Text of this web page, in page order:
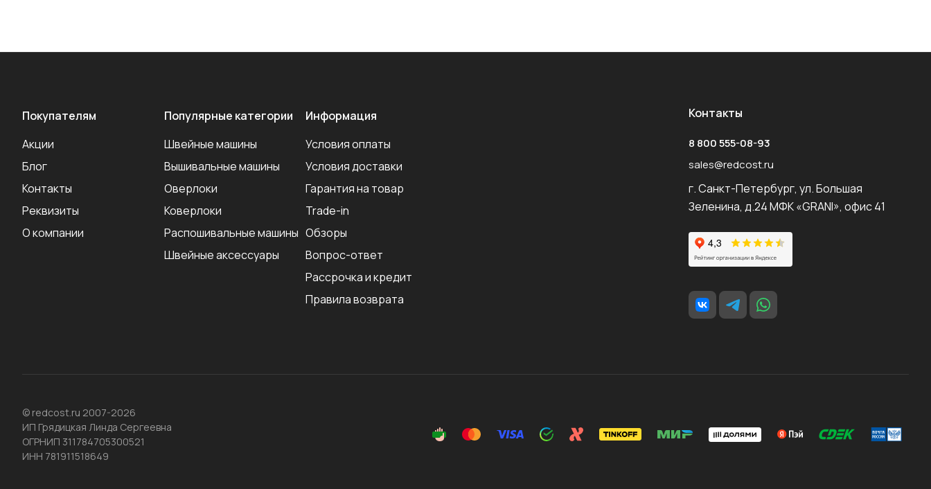
Покупателям
Акции
Блог
Контакты
Реквизиты
О компании
Популярные категории
Швейные машины
Вышивальные машины
Оверлоки
Коверлоки
Распошивальные машины
Швейные аксеcсуары
Информация
Условия оплаты
Условия доставки
Гарантия на товар
Trade-in
Обзоры
Вопрос-ответ
Рассрочка и кредит
Правила возврата
Контакты
8 800 555-08-93
sales@redcost.ru
г. Санкт-Петербург, ул. Большая
Зеленина, д.24 МФК «GRANI», офис 41
© redcost.ru 2007-2026
ИП Грядицкая Линда Сергеевна
ОГРНИП 311784705300521
ИНН 781911518649